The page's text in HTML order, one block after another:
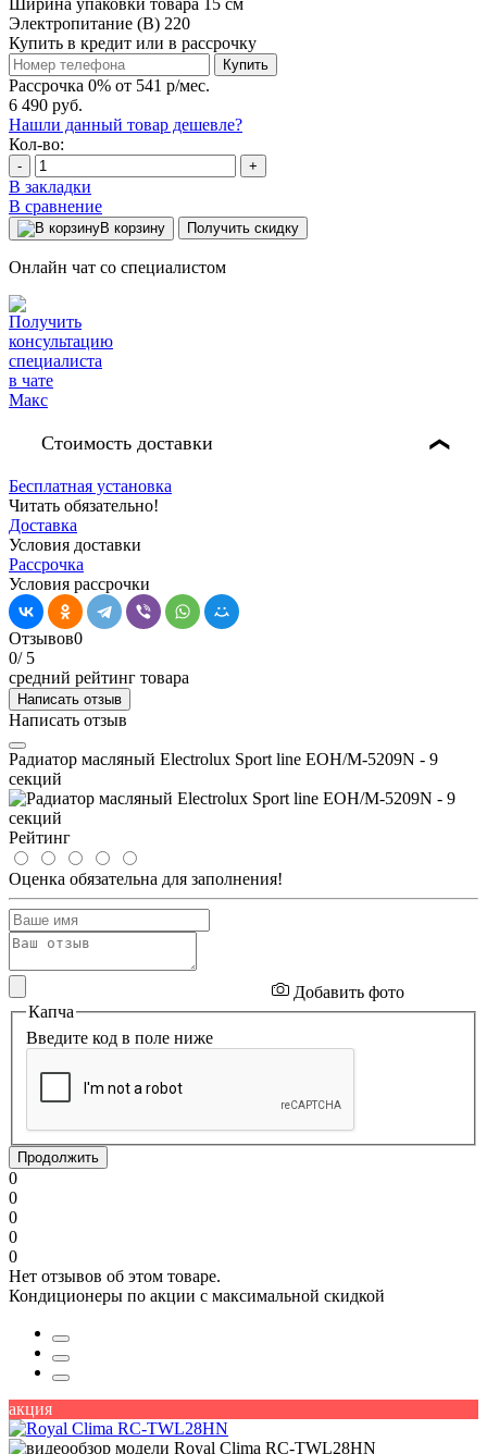
Ширина упаковки товара
15 см
Электропитание (В) 220
Купить в кредит или в рассрочку
Купить
Рассрочка 0% от 541 р/мес.
6 490 руб.
Нашли данный товар дешевле?
Кол-во:
- +
В закладки
В сравнение
В корзину Получить скидку
Онлайн чат со специалистом
Стоимость доставки ❯
Бесплатная установка
Читать обязательно!
Доставка
Условия доставки
Рассрочка
Условия рассрочки
Отзывов0
0/ 5
средний рейтинг товара
Написать отзыв
Написать отзыв
Радиатор масляный Electrolux Sport line EOH/M-5209N - 9
секций
Рейтинг
Оценка обязательна для заполнения!
Добавить фото
Капча
Введите код в поле ниже
Продолжить
0
0
0
0
0
Нет отзывов об этом товаре.
Кондиционеры по акции с максимальной скидкой
акция